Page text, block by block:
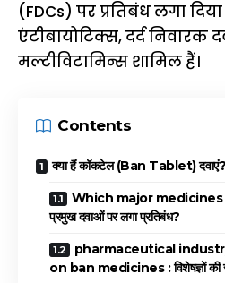
(FDCs) पर प्रतिबंध लगा
एंटीबायोटिक्स, दर्द निवारक
मल्टीविटामिन्स शामिल हैं।
Contents
क्या हैं कॉकटेल (Ban Tablet) दवाएं?
Which major medicines
प्रमुख दवाओं पर लगा प्रतिबंध?
pharmaceutical
on ban medicines : विशेषज्ञों की